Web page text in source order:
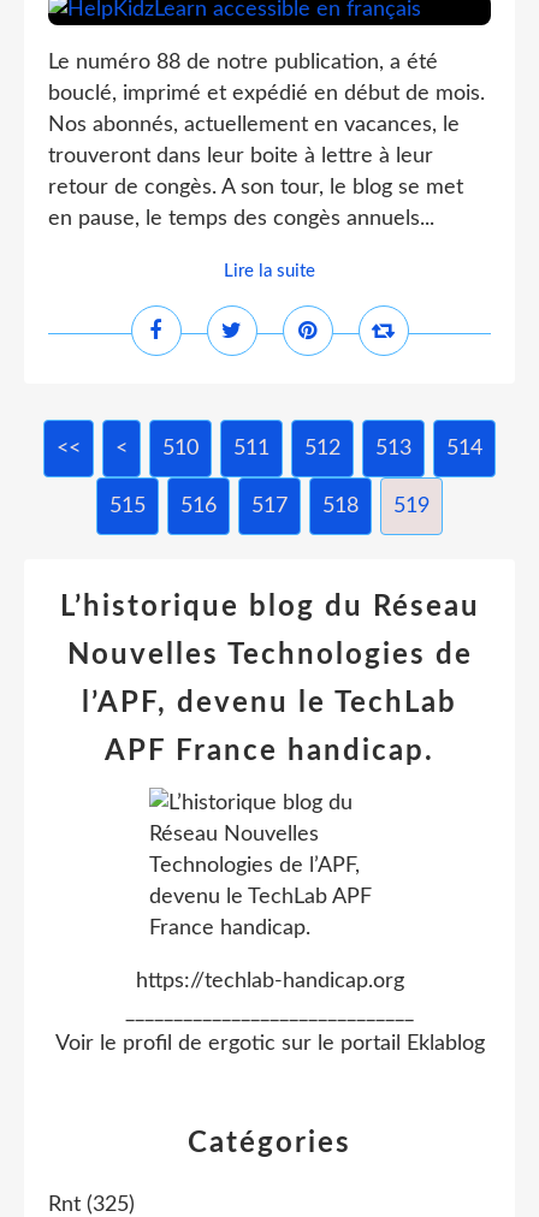
Le numéro 88 de notre publication, a été
bouclé, imprimé et expédié en début de mois.
Nos abonnés, actuellement en vacances, le
trouveront dans leur boite à lettre à leur
retour de congès. A son tour, le blog se met
en pause, le temps des congès annuels...
Lire la suite
<< < 500
510 511 512 513 514
515 516 517 518 519
Catégories
Rnt (325)
L’historique blog du Réseau
Nouvelles Technologies de
l’APF, devenu le TechLab
APF France handicap.
https://techlab-handicap.org
Voir le profil de ergotic sur le portail Eklablog